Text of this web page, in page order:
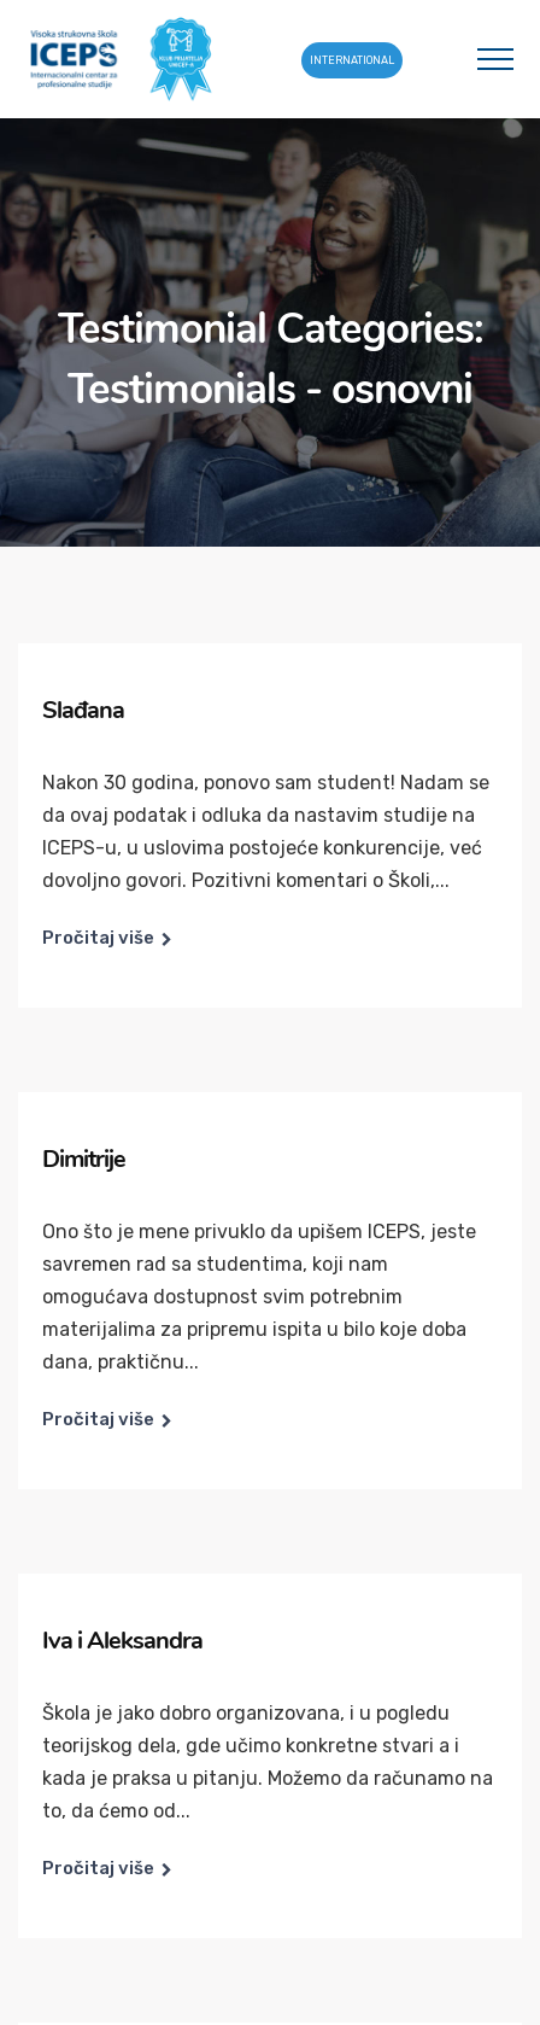
INTERNATIONAL
Testimonial Categories:
Testimonials - osnovni
Slađana
Nakon 30 godina, ponovo sam student! Nadam se
da ovaj podatak i odluka da nastavim studije na
ICEPS-u, u uslovima postojeće konkurencije, već
dovoljno govori. Pozitivni komentari o Školi,...
Pročitaj više
Dimitrije
Ono što je mene privuklo da upišem ICEPS, jeste
savremen rad sa studentima, koji nam
omogućava dostupnost svim potrebnim
materijalima za pripremu ispita u bilo koje doba
dana, praktičnu...
Pročitaj više
Iva i Aleksandra
Škola je jako dobro organizovana, i u pogledu
teorijskog dela, gde učimo konkretne stvari a i
kada je praksa u pitanju. Možemo da računamo na
to, da ćemo od...
Pročitaj više